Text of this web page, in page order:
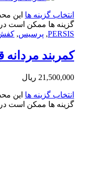
گزینه ها این محصول
ها ممکن است در صفحه
پرسیس, کفش مردانه,
مردانه قهوه ای
ریال
گزینه ها این محصول
ها ممکن است در صفحه